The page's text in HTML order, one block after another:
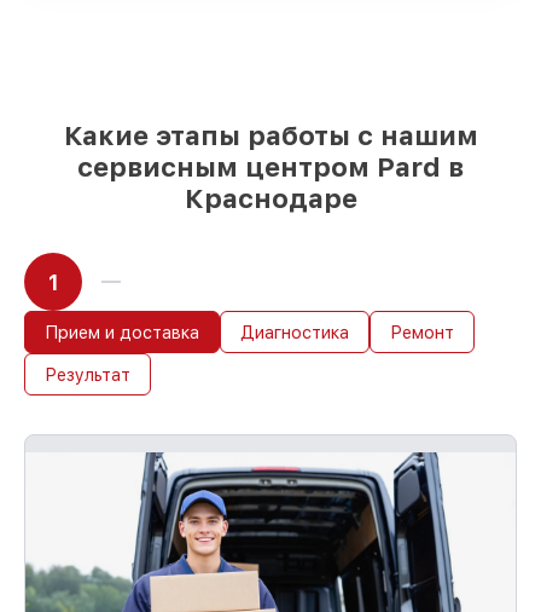
Какие этапы работы с нашим
сервисным центром Pard в
Краснодаре
1
Прием и доставка Диагностика Ремонт
Результат